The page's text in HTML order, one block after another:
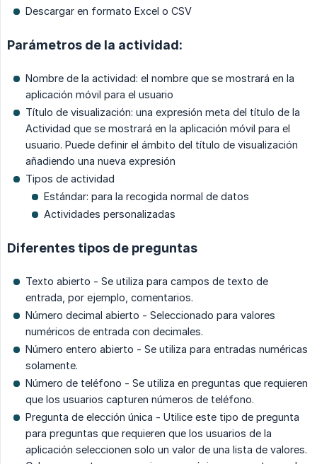
Descargar en formato Excel o CSV
Parámetros de la actividad:
Nombre de la actividad: el nombre que se mostrará en la
aplicación móvil para el usuario
Título de visualización: una expresión meta del título de la
Actividad que se mostrará en la aplicación móvil para el
usuario. Puede definir el ámbito del título de visualización
añadiendo una nueva expresión
Tipos de actividad
Estándar: para la recogida normal de datos
Actividades personalizadas
Diferentes tipos de preguntas
Texto abierto - Se utiliza para campos de texto de
entrada, por ejemplo, comentarios.
Número decimal abierto - Seleccionado para valores
numéricos de entrada con decimales.
Número entero abierto - Se utiliza para entradas numéricas
solamente.
Número de teléfono - Se utiliza en preguntas que requieren
que los usuarios capturen números de teléfono.
Pregunta de elección única - Utilice este tipo de pregunta
para preguntas que requieren que los usuarios de la
aplicación seleccionen solo un valor de una lista de valores.